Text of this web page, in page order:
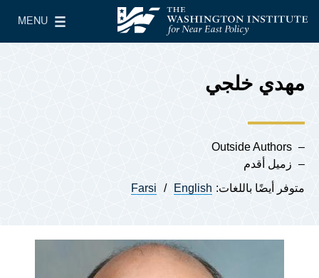
معهد واشنطن لسياسات الشرق الأدنى
MENU
Main Menu
مهدي خلجي
Outside Authors
زميل أقدم
متوفر أيضًا باللغات: English
Farsi